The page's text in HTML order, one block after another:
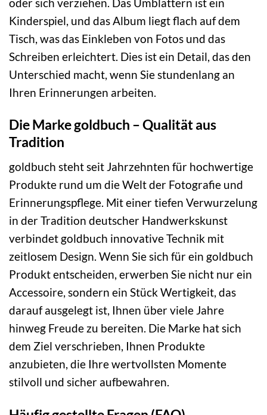
Kinderspiel, und das Album liegt flach auf dem
Tisch, was das Einkleben von Fotos und das
Schreiben erleichtert. Dies ist ein Detail, das den
Unterschied macht, wenn Sie stundenlang an
Ihren Erinnerungen arbeiten.
Die Marke goldbuch – Qualität aus
Tradition
goldbuch steht seit Jahrzehnten für hochwertige
Produkte rund um die Welt der Fotografie und
Erinnerungspflege. Mit einer tiefen Verwurzelung
in der Tradition deutscher Handwerkskunst
verbindet goldbuch innovative Technik mit
zeitlosem Design. Wenn Sie sich für ein goldbuch
Produkt entscheiden, erwerben Sie nicht nur ein
Accessoire, sondern ein Stück Wertigkeit, das
darauf ausgelegt ist, Ihnen über viele Jahre
hinweg Freude zu bereiten. Die Marke hat sich
dem Ziel verschrieben, Ihnen Produkte
anzubieten, die Ihre wertvollsten Momente
stilvoll und sicher aufbewahren.